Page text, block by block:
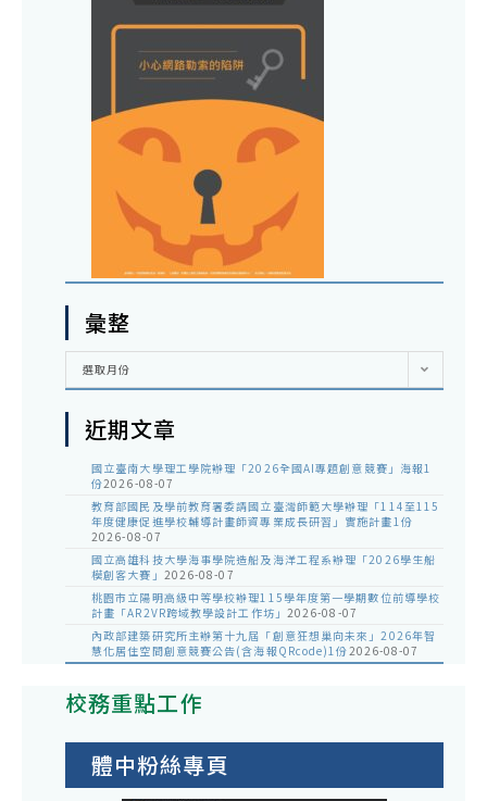
彙整
彙
選取月份
近期文章
國立臺南大學理工學院辦理「2026全國AI專題創意競賽」海報1
份2026-08-07
教育部國民及學前教育署委請國立臺灣師範大學辦理「114至115
年度健康促進學校輔導計畫師資專業成長研習」實施計畫1份
2026-08-07
國立高雄科技大學海事學院造船及海洋工程系辦理「2026學生船
模創客大賽」 2026-08-07
桃園市立陽明高級中等學校辦理115學年度第一學期數位前導學校
計畫「AR2VR跨域教學設計工作坊」 2026-08-07
內政部建築研究所主辦第十九屆「創意狂想巢向未來」2026年智
慧化居住空間創意競賽公告(含海報QRcode)1份2026-08-07
校務重點工作
體中粉絲專頁